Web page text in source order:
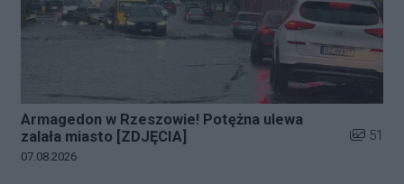
Armagedon w Rzeszowie! Potężna ulewa
zalała miasto [ZDJĘCIA]
Liczba
51
Data dodania galerii:
07.08.2026